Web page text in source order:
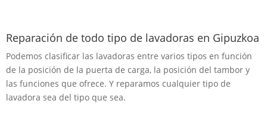
Reparación de todo tipo de lavadoras en Gipuzkoa
Podemos clasificar las lavadoras entre varios tipos en función
de la posición de la puerta de carga, la posición del tambor y
las funciones que ofrece. Y reparamos cualquier tipo de
lavadora sea del tipo que sea.